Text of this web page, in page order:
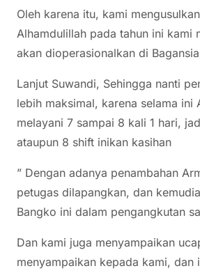
Oleh karena itu, kami
Alhamdulillah pada tahun ini kami
akan dioperasionalkan di
Lanjut Suwandi, Sehingga nanti
lebih maksimal, karena selama
melayani 7 sampai 8 kali 1 hari,
ataupun 8 shift inikan kasihan
” Dengan adanya penambahan
petugas dilapangkan, dan
Bangko ini dalam pengangkutan
Dan kami juga menyampaikan
menyampaikan kepada kami,